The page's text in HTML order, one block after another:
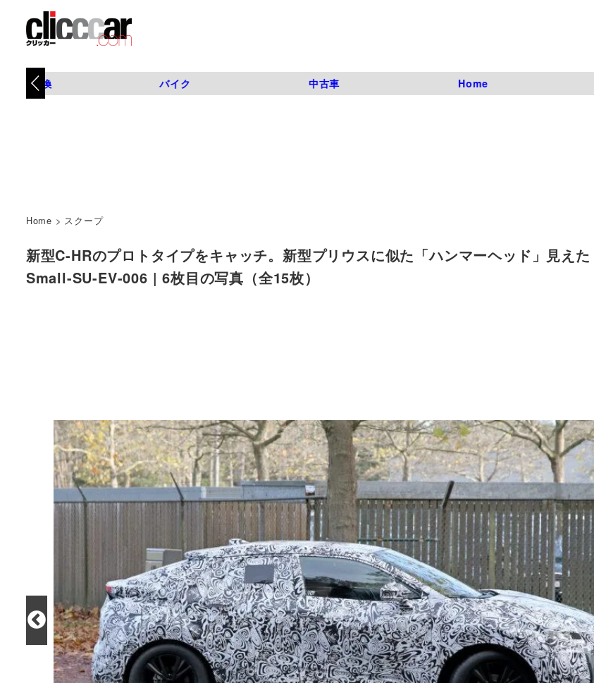
タイヤ交換 バイク 中古車 Home
Home > スクープ
新型C-HRのプロトタイプをキャッチ。新型プリウスに似た「ハンマーヘッド」見え
Small-SU-EV-006 | 6枚目の写真（全15枚）